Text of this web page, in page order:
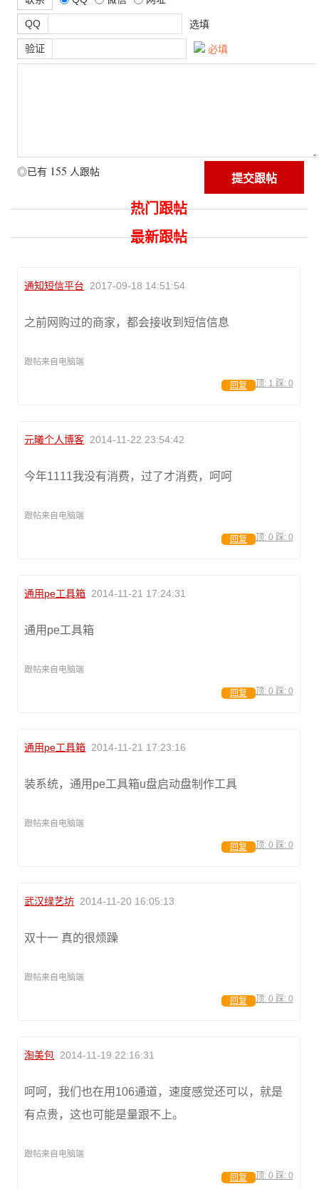
QQ 选填
验证 必填
◎已有 155 人跟帖
热门跟帖
最新跟帖
通知短信平台 2017-09-18 14:51:54
之前网购过的商家，都会接收到短信信息
跟帖来自电脑端
顶: 1 踩: 0
回复
元曦个人博客 2014-11-22 23:54:42
今年1111我没有消费，过了才消费，呵呵
跟帖来自电脑端
顶: 0 踩: 0
回复
通用pe工具箱 2014-11-21 17:24:31
通用pe工具箱
跟帖来自电脑端
顶: 0 踩: 0
回复
通用pe工具箱 2014-11-21 17:23:16
装系统，通用pe工具箱u盘启动盘制作工具
跟帖来自电脑端
顶: 0 踩: 0
回复
武汉绿艺坊 2014-11-20 16:05:13
双十一 真的很烦躁
跟帖来自电脑端
顶: 0 踩: 0
回复
淘美包 2014-11-19 22:16:31
呵呵，我们也在用106通道，速度感觉还可以，就是
有点贵，这也可能是量跟不上。
跟帖来自电脑端
顶: 0 踩: 0
回复